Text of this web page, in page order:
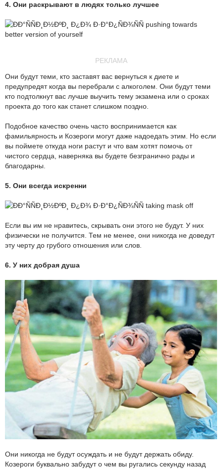
4. Они раскрывают в людях только лучшее
РЕКЛАМА
Они будут теми, кто заставят вас вернуться к диете и
предупредят когда вы перебрали с алкоголем. Они будут теми
кто подтолкнут вас лучше выучить тему экзамена или о сроках
проекта до того как станет слишком поздно.
Подобное качество очень часто воспринимается как
фамильярность и Козероги могут даже надоедать этим. Но если
вы поймете откуда ноги растут и что вам хотят помочь от
чистого сердца, наверняка вы будете безгранично рады и
благодарны.
5. Они всегда искренни
Если вы им не нравитесь, скрывать они этого не будут. У них
физически не получится. Тем не менее, они никогда не доведут
эту черту до грубого отношения или слов.
6. У них добрая душа
Они никогда не будут осуждать и не будут держать обиду.
Козероги буквально забудут о чем вы ругались секунду назад